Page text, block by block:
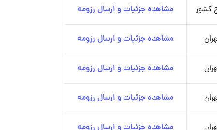
کشور مشاهده جزئیات و ارسال رزومه
مشاهده جزئیات و ارسال رزومه
مشاهده جزئیات و ارسال رزومه
مشاهده جزئیات و ارسال رزومه
مشاهده جزئیات و ارسال رزومه